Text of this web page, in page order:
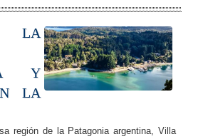
Y
LA
región de la Patagonia argentina, Villa